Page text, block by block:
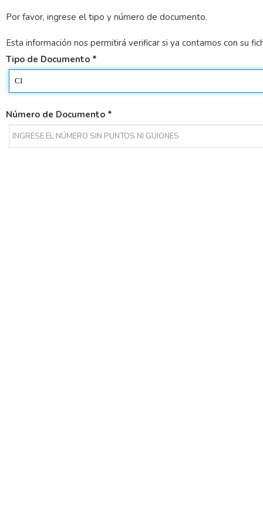
Por favor, ingrese el tipo y número de documento.
Esta información nos permitirá verificar si ya contamos con su
Tipo de Documento *
Número de Documento *